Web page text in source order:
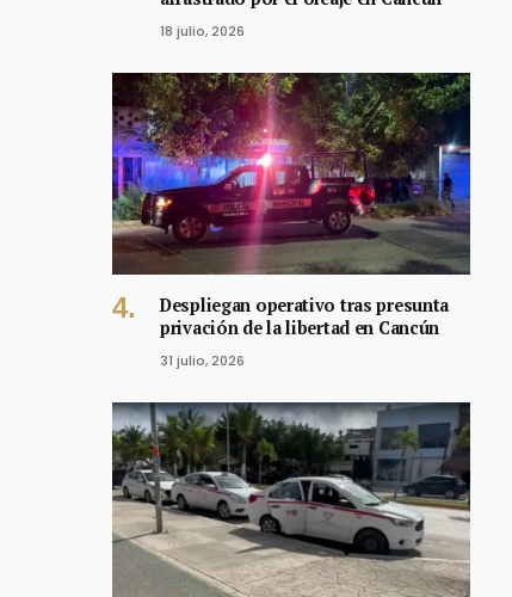
18 julio, 2026
Despliegan operativo tras presunta
privación de la libertad en Cancún
31 julio, 2026